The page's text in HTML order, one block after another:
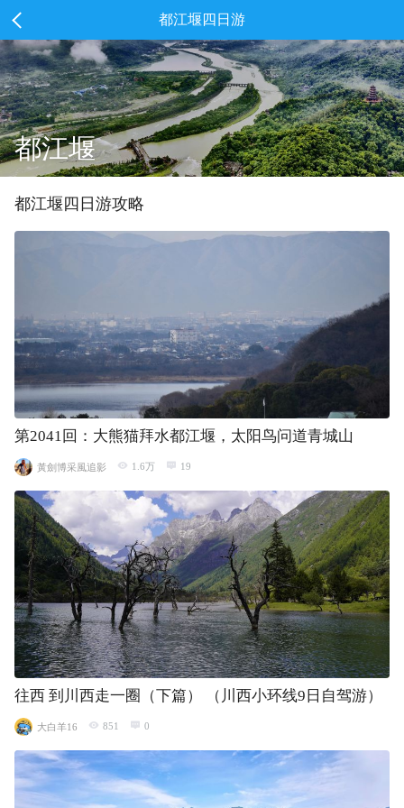
都江堰四日游
都江堰
都江堰四 日游攻略
第2041回：大熊猫拜水都江堰，太阳鸟问道青城山
黃劍博采風追影 1.6万 19
往西 到川西走一圈（下篇） （川西小环线9日自驾游）
大白羊16 851 0